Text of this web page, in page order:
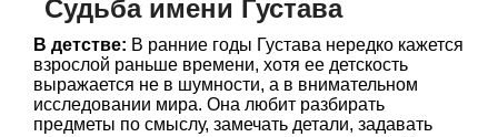
Судьба имени Густава
В детстве: В ранние годы Густава нередко кажется
взрослой раньше времени, хотя ее детскость
выражается не в шумности, а в внимательном
исследовании мира. Она любит разбирать
предметы по смыслу, замечать детали, задавать